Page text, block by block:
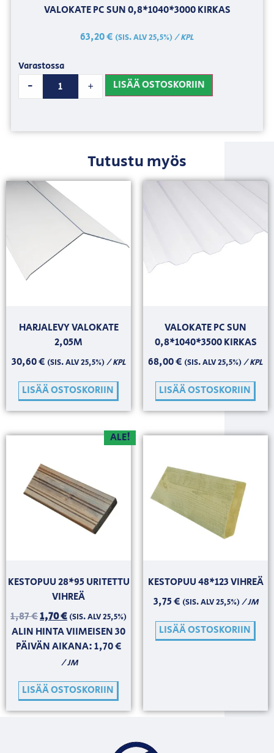
VALOKATE PC SUN 0,8*1040*3000 KIRKAS
63,20€ (SIS. ALV 25,5%)/ KPL
Varastossa
- + LISÄÄ OSTOSKORIIN
Tutustu myös
HARJALEVY VALOKATE
2,05M
30,60€ (SIS. ALV 25,5%)/ KPL
LISÄÄ OSTOSKORIIN
VALOKATE PC SUN
0,8*1040*3500 KIRKAS
68,00€ (SIS. ALV 25,5%)/ KPL
LISÄÄ OSTOSKORIIN
ALE!
KESTOPUU 28*95 URITETTU
VIHREÄ
1,87€1,70€ (SIS. ALV 25,5%)
ALIN HINTA VIIMEISEN 30
PÄIVÄN AIKANA:1,70€
/ JM
LISÄÄ OSTOSKORIIN
KESTOPUU 48*123 VIHREÄ
3,75€ (SIS. ALV 25,5%)/ JM
LISÄÄ OSTOSKORIIN